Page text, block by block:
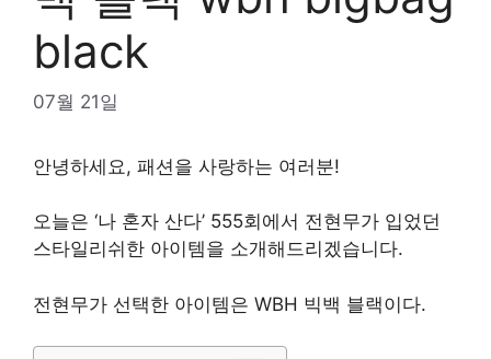
black
07월 21일
안녕하세요, 패션을 사랑하는 여러분!
오늘은 ‘나 혼자 산다’ 555회에서 전현무가 입었던
스타일리쉬한 아이템을 소개해드리겠습니다.
전현무가 선택한 아이템은 WBH 빅백 블랙이다.